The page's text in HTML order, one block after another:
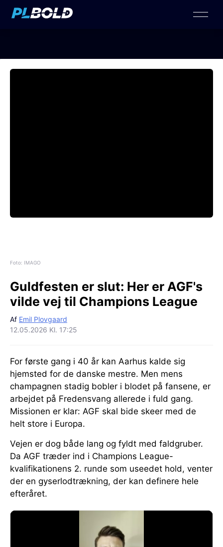
Foto: IMAGO
Guldfesten er slut: Her er AGF's
vilde vej til Champions League
Af Emil Plovgaard
12.05.2026 Kl. 17:25
For første gang i 40 år kan Aarhus kalde sig
hjemsted for de danske mestre. Men mens
champagnen stadig bobler i blodet på fansene, er
arbejdet på Fredensvang allerede i fuld gang.
Missionen er klar: AGF skal bide skeer med de
helt store i Europa.
Vejen er dog både lang og fyldt med faldgruber.
Da AGF træder ind i Champions League-
kvalifikationens 2. runde som useedet hold, venter
der en gyserlodtrækning, der kan definere hele
efteråret.